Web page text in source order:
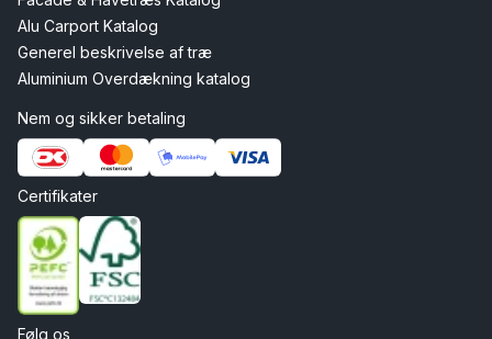
Alu Carport Katalog
Generel beskrivelse af træ
Aluminium Overdækning katalog
Nem og sikker betaling
Certifikater
Følg os